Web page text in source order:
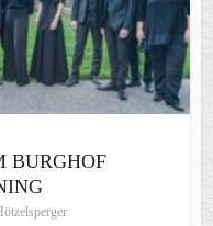
BURGHOF